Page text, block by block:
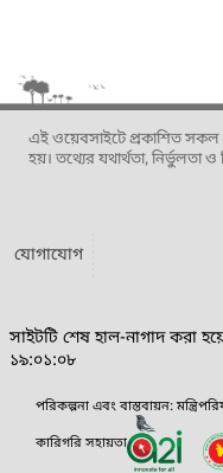
এই ওয়েবসাইটে প্রকাশিত সকল
হয়। তথ্যের যথার্থতা, নির্ভুলতা ও
যোগাযোগ
সাইটটি শেষ হাল-নাগাদ করা
১৯:০১:০৮
পরিকল্পনা এবং বাস্তবায়ন:
কারিগরি সহায়তা